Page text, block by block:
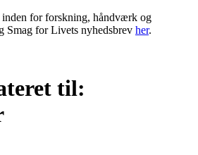
for forskning, håndværk og
Smag for Livets nyhedsbrev her.
til: